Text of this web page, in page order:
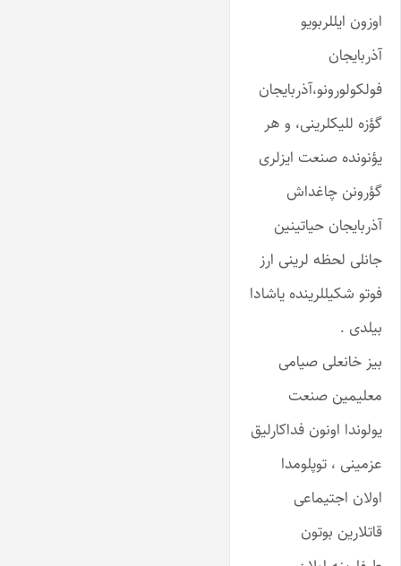
اوزون ایللربویو
آذربایجان
فولکولورونو،آذربایجان
گؤزه للیکلرینی، و هر
یؤنونده صنعت ایزلری
گؤرونن چاغداش
آذربایجان حیاتینین
جانلی لحظه لرینی ارز
فوتو شکیللرینده یاشادا
بیلدی .
بیز خانعلی صیامی
معلیمین صنعت
یولوندا اونون فداکارلیق
عزمینی ، توپلومدا
اولان اجتیماعی
قاتلارین بوتون